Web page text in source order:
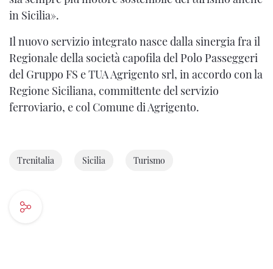
in Sicilia».
Il nuovo servizio integrato nasce dalla sinergia fra il
Regionale della società capofila del Polo Passeggeri
del Gruppo FS e TUA Agrigento srl, in accordo con la
Regione Siciliana, committente del servizio
ferroviario, e col Comune di Agrigento.
Trenitalia Sicilia Turismo